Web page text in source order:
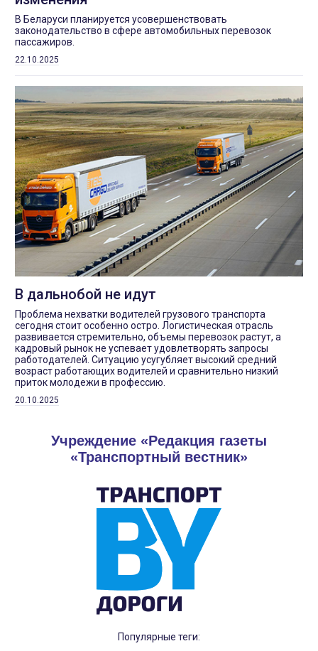
В Беларуси планируется усовершенствовать
законодательство в сфере автомобильных перевозок
пассажиров.
22.10.2025
В дальнобой не идут
Проблема нехватки водителей грузового транспорта
сегодня стоит особенно остро. Логистическая отрасль
развивается стремительно, объемы перевозок растут, а
кадровый рынок не успевает удовлетворять запросы
работодателей. Ситуацию усугубляет высокий средний
возраст работающих водителей и сравнительно низкий
приток молодежи в профессию.
20.10.2025
Учреждение «Редакция газеты
«Транспортный вестник»
Популярные теги: